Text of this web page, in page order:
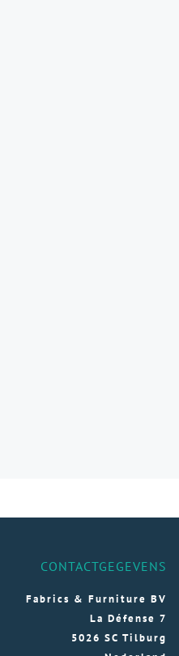
CONTACTGEGEVENS
Fabrics & Furniture BV
La Défense 7
5026 SC Tilburg